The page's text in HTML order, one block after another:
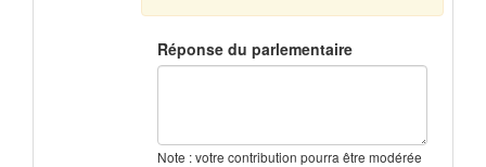
Réponse du parlementaire
Note : votre contribution pourra être modérée